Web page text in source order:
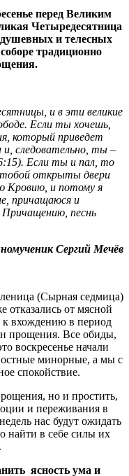
перед Великим
Четыредесятница
и телесных
традиционно
и в эти великие
Если ты хочешь,
который приведет
следовательно, ты –
Если ты и пал, то
открыты двери
Кровию, и потому я
причащаюся и
Причащению, песнь
Сергий Мечёв
(Сырная седмица)
отказались от мясной
к вхождению в период
прощения. Все обиды,
воскресенье начали
минорные, а мы с
спокойствие.
но и простить,
и переживания в
нас будут ожидать
найти в себе силы их
ясность ума и